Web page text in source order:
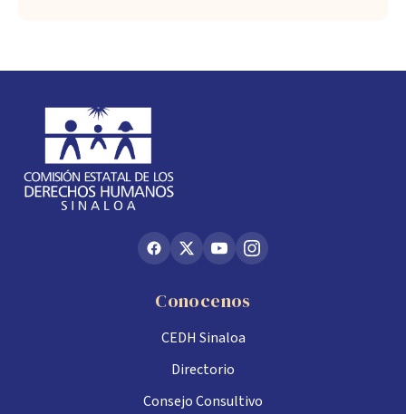
Conocenos
CEDH Sinaloa
Directorio
Consejo Consultivo